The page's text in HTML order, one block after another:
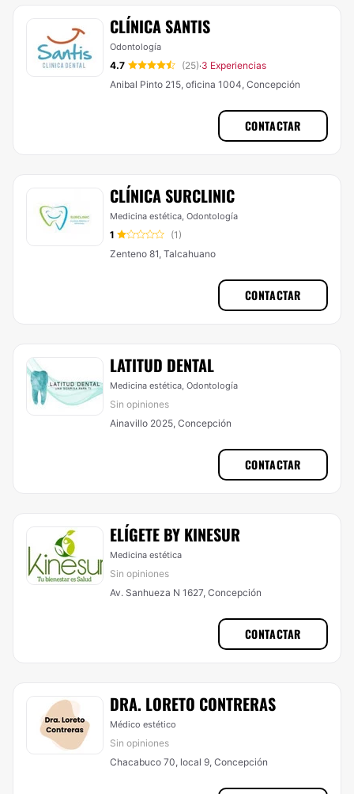
CLÍNICA SANTIS
Odontología
4.7 (25)·3 Experiencias
Anibal Pinto 215, oficina 1004, Concepción
CONTACTAR
CLÍNICA SURCLINIC
Medicina estética, Odontología
1
(1)
Zenteno 81, Talcahuano
CONTACTAR
LATITUD DENTAL
Medicina estética, Odontología
Sin opiniones
Ainavillo 2025, Concepción
CONTACTAR
ELÍGETE BY KINESUR
Medicina estética
Sin opiniones
Av. Sanhueza N 1627, Concepción
CONTACTAR
DRA. LORETO CONTRERAS
Médico estético
Sin opiniones
Chacabuco 70, local 9, Concepción